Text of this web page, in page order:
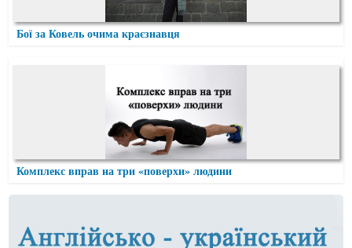
Бої за Ковель очима краєзнавця
Комплекс вправ на три «поверхи» людини